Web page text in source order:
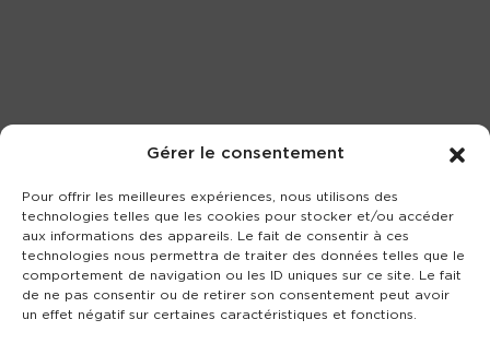
Gérer le consentement
Pour offrir les meilleures expériences, nous utilisons des
technologies telles que les cookies pour stocker et/ou accéder
aux informations des appareils. Le fait de consentir à ces
technologies nous permettra de traiter des données telles que le
comportement de navigation ou les ID uniques sur ce site. Le fait
de ne pas consentir ou de retirer son consentement peut avoir
un effet négatif sur certaines caractéristiques et fonctions.